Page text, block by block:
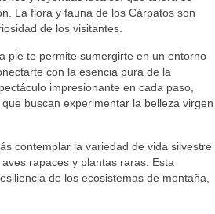
La flora y fauna de los Cárpatos son
de los visitantes.
pie te permite sumergirte en un entorno
con la esencia pura de la
impresionante en cada paso,
buscan experimentar la belleza virgen
contemplar la variedad de vida silvestre
rapaces y plantas raras. Esta
de los ecosistemas de montaña,